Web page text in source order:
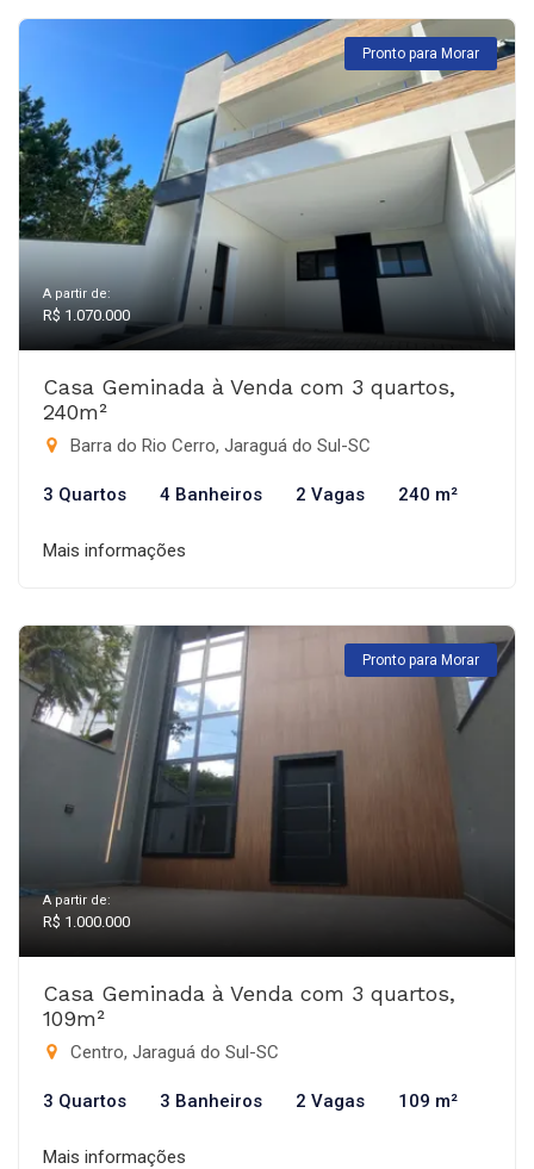
Pronto para Morar
A partir de:
R$ 1.070.000
Casa Geminada à Venda com 3 quartos,
240m²
Barra do Rio Cerro, Jaraguá do Sul-SC
3 Quartos 4 Banheiros 2 Vagas 240 m²
Mais informações
Pronto para Morar
A partir de:
R$ 1.000.000
Casa Geminada à Venda com 3 quartos,
109m²
Centro, Jaraguá do Sul-SC
3 Quartos 3 Banheiros 2 Vagas 109 m²
Mais informações